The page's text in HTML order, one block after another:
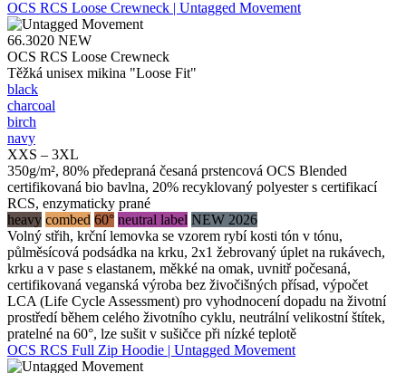
OCS RCS Loose Crewneck | Untagged Movement
66.3020 NEW
OCS RCS Loose Crewneck
Těžká unisex mikina "Loose Fit"
black
charcoal
birch
navy
XXS – 3XL
350g/m², 80% předepraná česaná prstencová OCS Blended
certifikovaná bio bavlna, 20% recyklovaný polyester s certifikací
RCS, enzymaticky prané
heavy combed 60° neutral label NEW 2026
Volný střih, krční lemovka se vzorem rybí kosti tón v tónu,
půlměsícová podsádka na krku, 2x1 žebrovaný úplet na rukávech,
krku a v pase s elastanem, měkké na omak, uvnitř počesaná,
certifikovaná veganská výroba bez živočišných přísad, výpočet
LCA (Life Cycle Assessment) pro vyhodnocení dopadu na životní
prostředí během celého životního cyklu, neutrální velikostní štítek,
pratelné na 60°, lze sušit v sušičce při nízké teplotě
OCS RCS Full Zip Hoodie | Untagged Movement